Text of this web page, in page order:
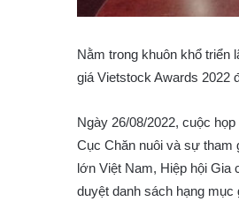
Nằm trong khuôn khổ triển
giá Vietstock Awards 2022
Ngày 26/08/2022, cuộc
Cục Chăn nuôi và sự tham
lớn Việt Nam, Hiệp hội Gia
duyệt danh sách hạng